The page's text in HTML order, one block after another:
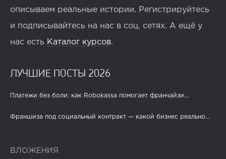
описываем реальные истории. Регистрируйтесь
и подписывайтесь на нас в соц. сетях. А ещё у
нас есть Каталог курсов.
ЛУЧШИЕ ПОСТЫ 2026
Платежи без боли: как Robokassa помогает франчайзи...
Франшиза под социальный контракт — какой бизнес реально...
ВЛОЖЕНИЯ